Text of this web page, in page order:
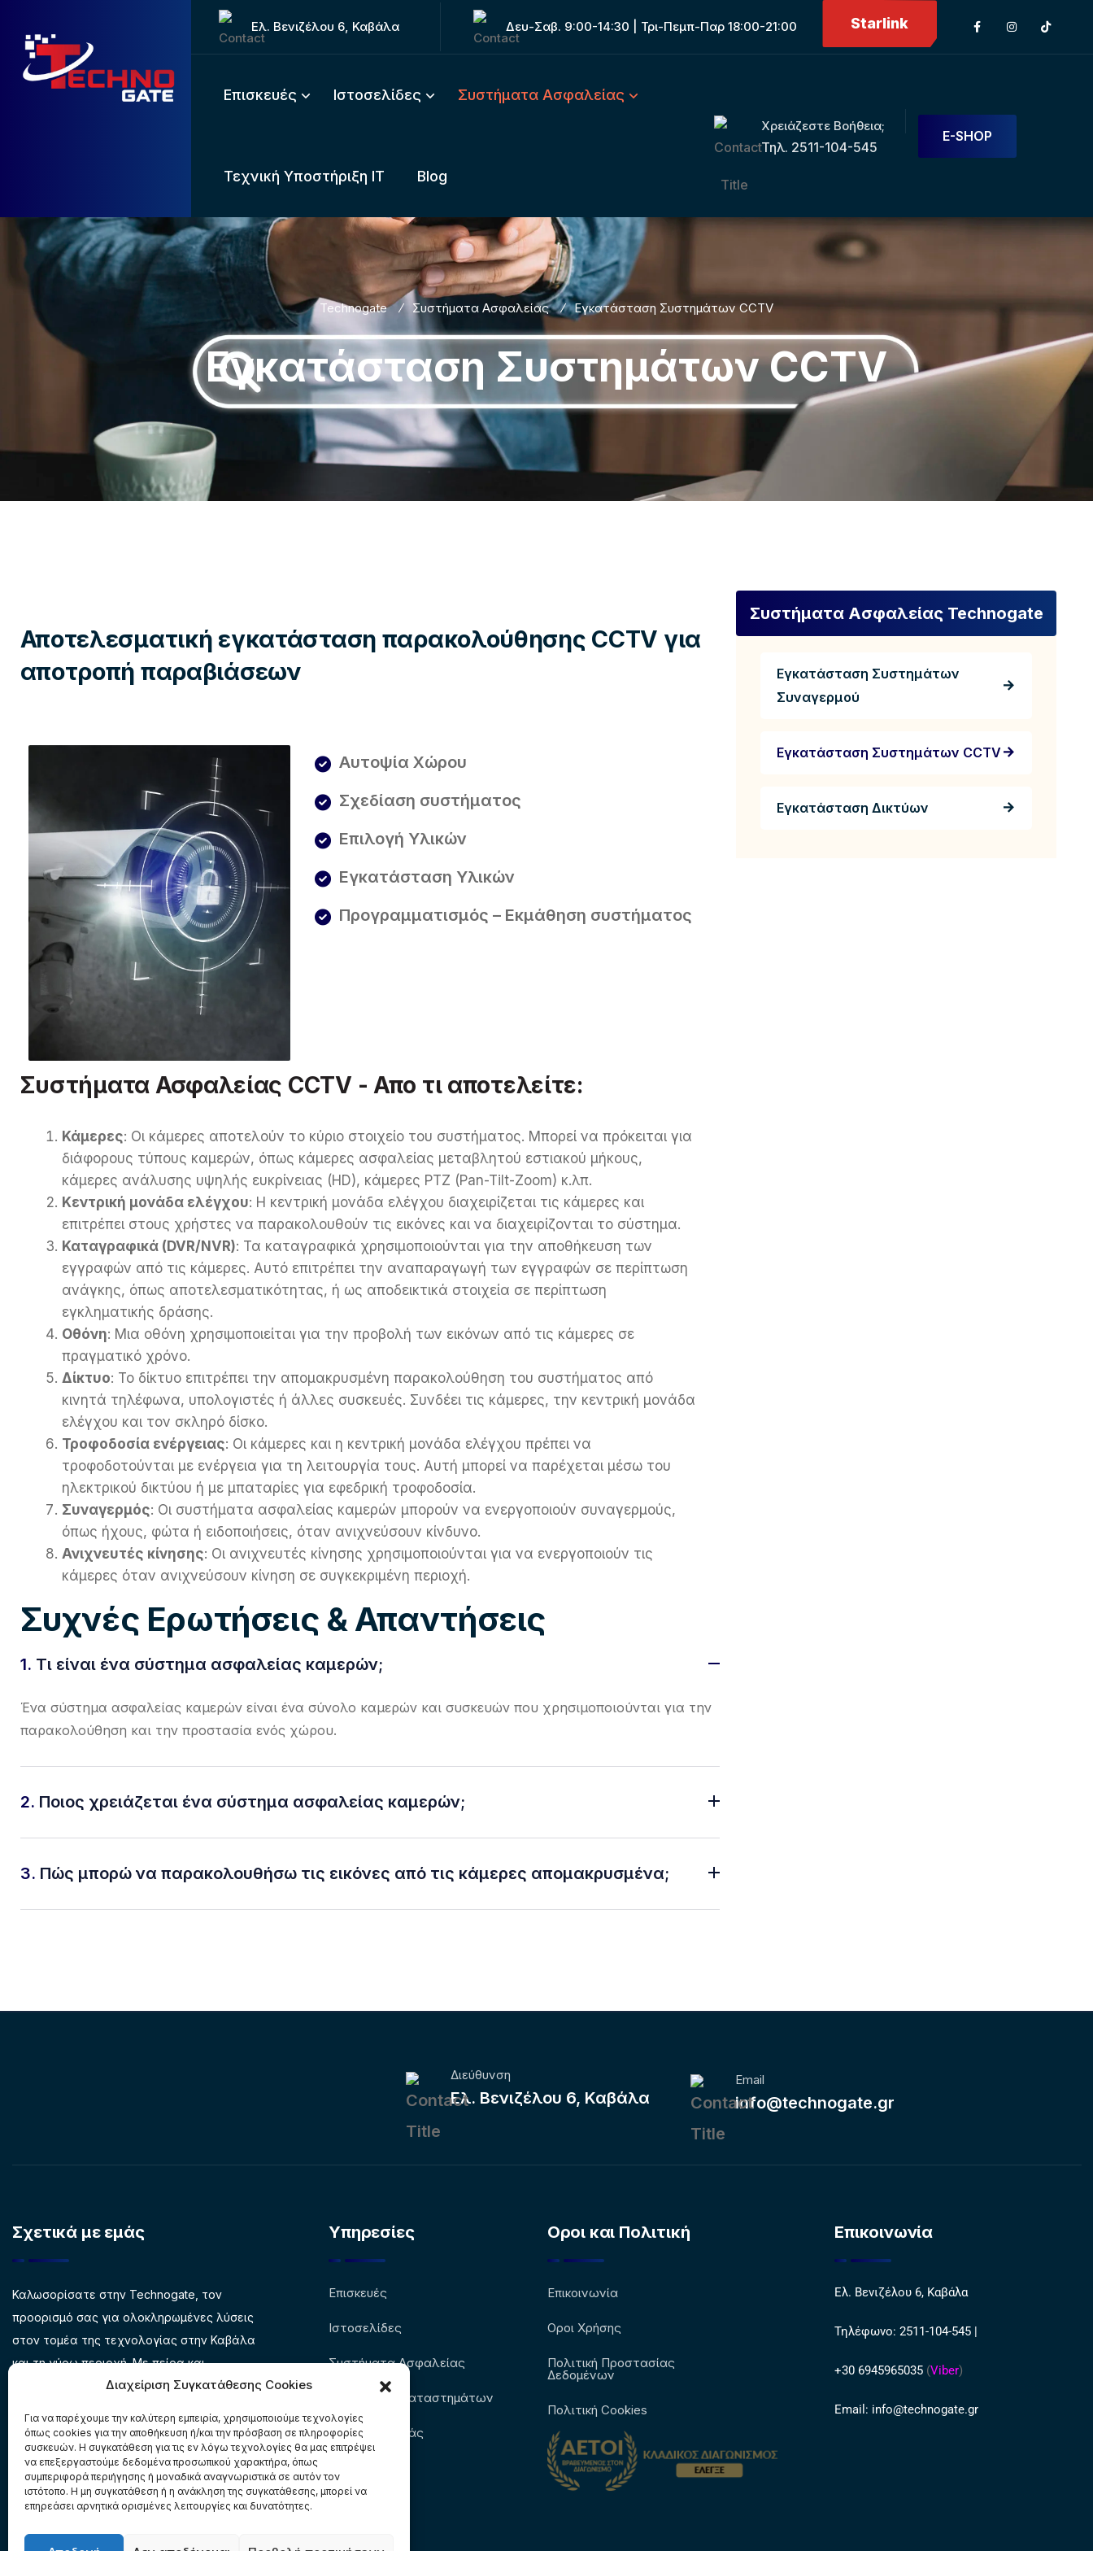
Διαχείριση Συγκατάθεσης Cookies
Για να παρέχουμε την καλύτερη εμπειρία, χρησιμοποιούμε τεχνολογίες
όπως cookies για την αποθήκευση ή/και την πρόσβαση σε πληροφορίες
συσκευών. Η συγκατάθεση για τις εν λόγω τεχνολογίες θα μας επιτρέψει
να επεξεργαστούμε δεδομένα προσωπικού χαρακτήρα, όπως
συμπεριφορά περιήγησης ή μοναδικά αναγνωριστικά σε αυτόν τον
ιστότοπο. Η μη συγκατάθεση ή η ανάκληση της συγκατάθεσης, μπορεί να
επηρεάσει αρνητικά ορισμένες λειτουργίες και δυνατότητες.
Ελ. Βενιζέλου 6, Καβάλα Δευ-Σαβ. 9:00-14:30 | Τρι-Πεμπ-Παρ 18:00-21:00 Starlink
Χρειάζεστε Βοήθεια;
Τηλ. 2511-104-545
E-SHOP
Επισκευές Ιστοσελίδες Συστήματα Ασφαλείας
Τεχνική Υποστήριξη IT Blog
Technogate Συστήματα Ασφαλείας Εγκατάσταση Συστημάτων CCTV
Εγκατάσταση Συστημάτων CCTV
Αποτελεσματική εγκατάσταση παρακολούθησης CCTV για
αποτροπή παραβιάσεων
Αυτοψία Χώρου
Σχεδίαση συστήματος
Επιλογή Υλικών
Εγκατάσταση Υλικών
Προγραμματισμός – Εκμάθηση συστήματος
Συστήματα Ασφαλείας CCTV - Απο τι αποτελείτε:
Κάμερες: Οι κάμερες αποτελούν το κύριο στοιχείο του συστήματος. Μπορεί να πρόκειται για
διάφορους τύπους καμερών, όπως κάμερες ασφαλείας μεταβλητού εστιακού μήκους,
κάμερες ανάλυσης υψηλής ευκρίνειας (HD), κάμερες PTZ (Pan-Tilt-Zoom) κ.λπ.
Κεντρική μονάδα ελέγχου: Η κεντρική μονάδα ελέγχου διαχειρίζεται τις κάμερες και
επιτρέπει στους χρήστες να παρακολουθούν τις εικόνες και να διαχειρίζονται το σύστημα.
Καταγραφικά (DVR/NVR): Τα καταγραφικά χρησιμοποιούνται για την αποθήκευση των
εγγραφών από τις κάμερες. Αυτό επιτρέπει την αναπαραγωγή των εγγραφών σε περίπτωση
ανάγκης, όπως αποτελεσματικότητας, ή ως αποδεικτικά στοιχεία σε περίπτωση
εγκληματικής δράσης.
Οθόνη: Μια οθόνη χρησιμοποιείται για την προβολή των εικόνων από τις κάμερες σε
πραγματικό χρόνο.
Δίκτυο: Το δίκτυο επιτρέπει την απομακρυσμένη παρακολούθηση του συστήματος από
κινητά τηλέφωνα, υπολογιστές ή άλλες συσκευές. Συνδέει τις κάμερες, την κεντρική μονάδα
ελέγχου και τον σκληρό δίσκο.
Τροφοδοσία ενέργειας: Οι κάμερες και η κεντρική μονάδα ελέγχου πρέπει να
τροφοδοτούνται με ενέργεια για τη λειτουργία τους. Αυτή μπορεί να παρέχεται μέσω του
ηλεκτρικού δικτύου ή με μπαταρίες για εφεδρική τροφοδοσία.
Συναγερμός: Οι συστήματα ασφαλείας καμερών μπορούν να ενεργοποιούν συναγερμούς,
όπως ήχους, φώτα ή ειδοποιήσεις, όταν ανιχνεύσουν κίνδυνο.
Ανιχνευτές κίνησης: Οι ανιχνευτές κίνησης χρησιμοποιούνται για να ενεργοποιούν τις
κάμερες όταν ανιχνεύσουν κίνηση σε συγκεκριμένη περιοχή.
Συχνές Ερωτήσεις & Απαντήσεις
1. Τι είναι ένα σύστημα ασφαλείας καμερών;
Ένα σύστημα ασφαλείας καμερών είναι ένα σύνολο καμερών και συσκευών που χρησιμοποιούνται για την
παρακολούθηση και την προστασία ενός χώρου.
2. Ποιος χρειάζεται ένα σύστημα ασφαλείας καμερών;
3. Πώς μπορώ να παρακολουθήσω τις εικόνες από τις κάμερες απομακρυσμένα;
Συστήματα Ασφαλείας Technogate
Εγκατάσταση Συστημάτων
Συναγερμού
Εγκατάσταση Συστημάτων CCTV
Εγκατάσταση Δικτύων
Διεύθυνση
Ελ. Βενιζέλου 6, Καβάλα
Email
info@technogate.gr
Σχετικά με εμάς
Καλωσορίσατε στην Technogate, τον
προορισμό σας για ολοκληρωμένες λύσεις
στον τομέα της τεχνολογίας στην Καβάλα
και τη γύρω περιοχή. Με πείρα και
αφοσίωση, προσφέρουμε εξειδικευμένες
Υπηρεσίες
Επισκευές
Ιστοσελίδες
Συστήματα Ασφαλείας
Εξοπλισμός Καταστημάτων
Σχετικά με εμάς
Οροι και Πολιτική
Επικοινωνία
Οροι Χρήσης
Πολιτική Προστασίας
Δεδομένων
Πολιτική Cookies
Επικοινωνία
Ελ. Βενιζέλου 6, Καβάλα
Τηλέφωνο:2511-104-545 |
+30 6945965035 (Viber)
Email: info@technogate.gr